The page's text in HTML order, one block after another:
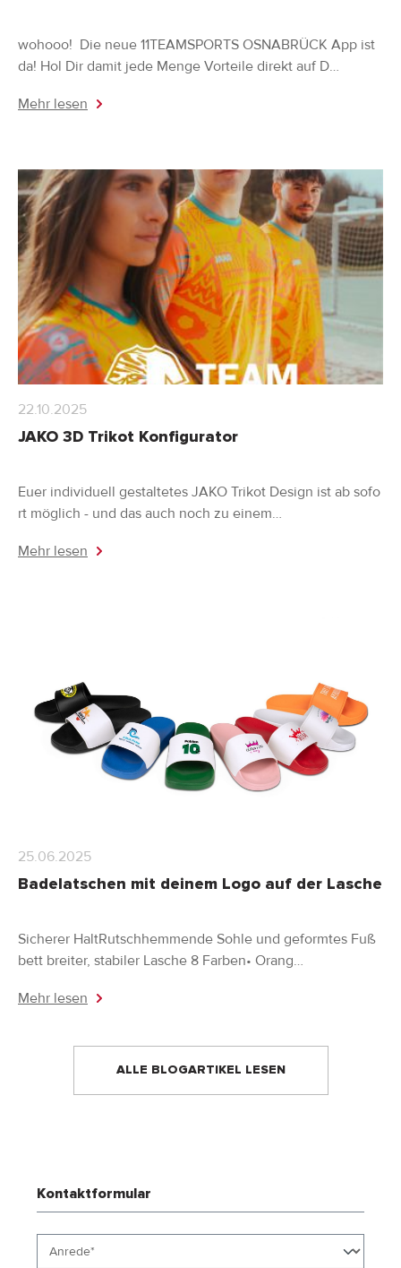
wohooo! Die neue 11TEAMSPORTS OSNABRÜCK App ist
da! Hol Dir damit jede Menge Vorteile direkt auf D…
Mehr lesen
22.10.2025
JAKO 3D Trikot Konfigurator
Euer individuell gestaltetes JAKO Trikot Design ist ab sofo
rt möglich - und das auch noch zu einem…
Mehr lesen
25.06.2025
Badelatschen mit deinem Logo auf der Lasche
Sicherer HaltRutschhemmende Sohle und geformtes Fuß
bett breiter, stabiler Lasche 8 Farben• Orang…
Mehr lesen
ALLE BLOGARTIKEL LESEN
Kontaktformular